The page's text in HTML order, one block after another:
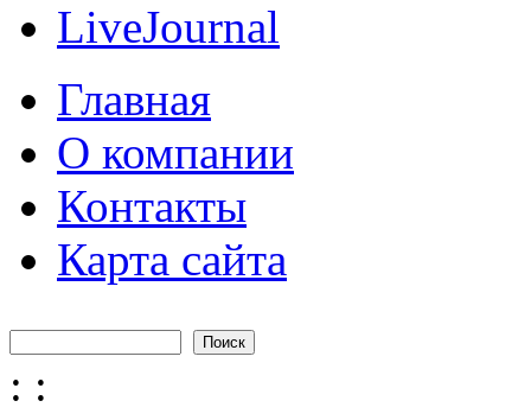
LiveJournal
Главная
О компании
Контакты
Карта сайта
Форма поиска
: :